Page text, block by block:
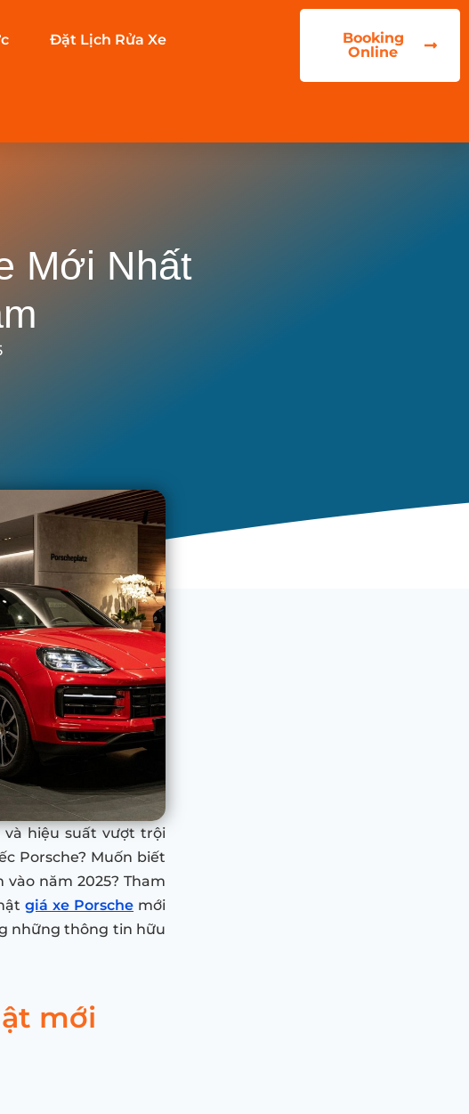
Đặt Lịch Rửa Xe
Booking
Online
Mới Nhất
và hiệu suất vượt trội
Porsche? Muốn biết
năm 2025? Tham
giá xe Porsche mới
những thông tin hữu
mới